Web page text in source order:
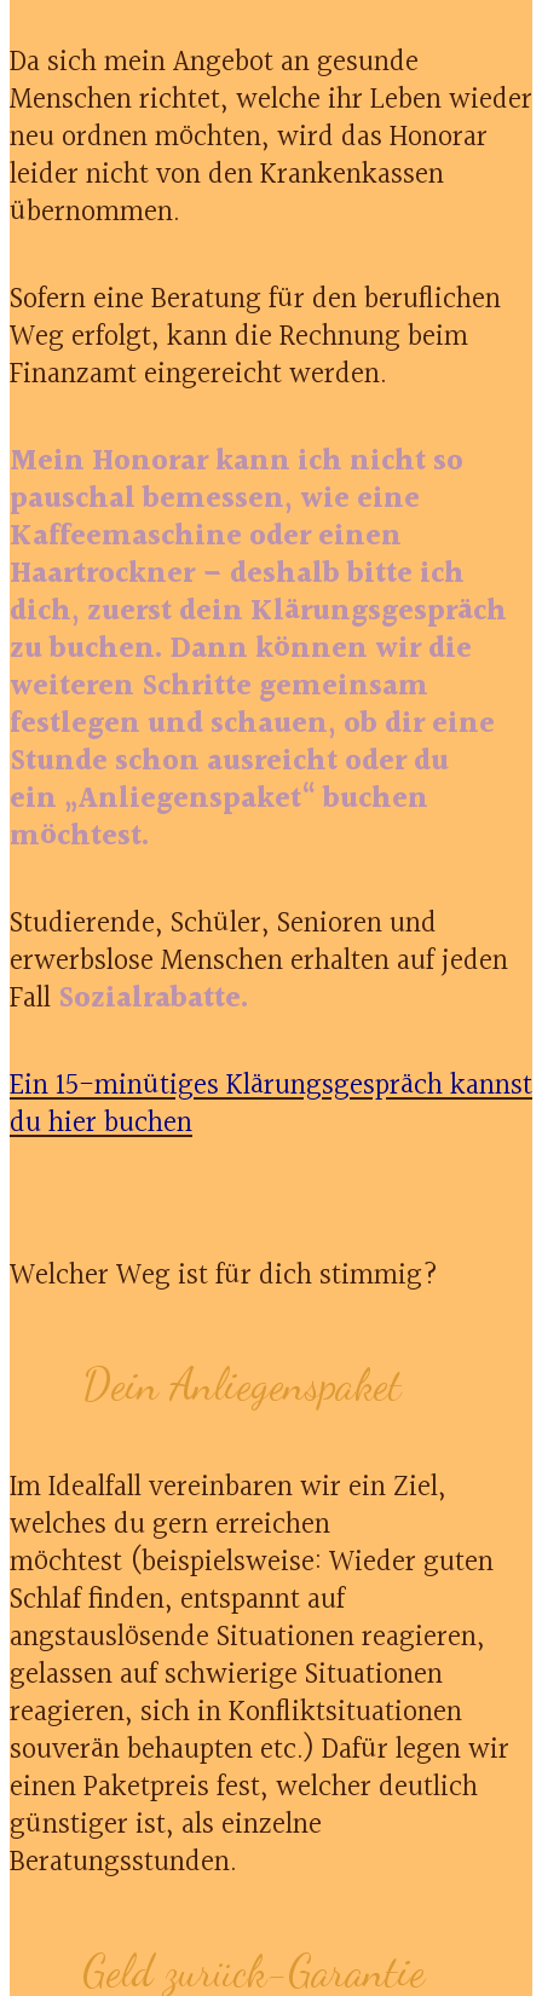
Da sich mein Angebot an gesunde
Menschen richtet, welche ihr Leben wieder
neu ordnen möchten, wird das Honorar
leider nicht von den Krankenkassen
übernommen.
Sofern eine Beratung für den beruflichen
Weg erfolgt, kann die Rechnung beim
Finanzamt eingereicht werden.
Mein Honorar kann ich nicht so
pauschal bemessen, wie eine
Kaffeemaschine oder einen
Haartrockner – deshalb bitte ich
dich, zuerst dein Klärungsgespräch
zu buchen. Dann können wir die
weiteren Schritte gemeinsam
festlegen und schauen, ob dir eine
Stunde schon ausreicht oder du
ein „Anliegenspaket“ buchen
möchtest.
Studierende, Schüler, Senioren und
erwerbslose Menschen erhalten auf jeden
Fall Sozialrabatte.
Ein 15-minütiges Klärungsgespräch kannst
du hier buchen
Welcher Weg ist für dich stimmig?
Dein Anliegenspaket
Im Idealfall vereinbaren wir ein Ziel,
welches du gern erreichen
möchtest (beispielsweise: Wieder guten
Schlaf finden, entspannt auf
angstauslösende Situationen reagieren,
gelassen auf schwierige Situationen
reagieren, sich in Konfliktsituationen
souverän behaupten etc.) Dafür legen wir
einen Paketpreis fest, welcher deutlich
günstiger ist, als einzelne
Beratungsstunden.
Geld zurück-Garantie